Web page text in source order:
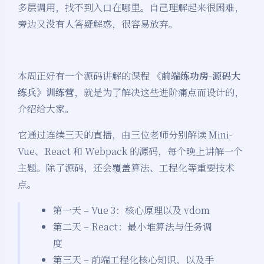
多层调用，找不到入口在哪里。自己理解起来很困难，
旁边又没有人答疑解惑，很容易放弃。
本周正好有一个源码讲解的课程 《前端练功房-源码大
练兵》训练营，就是为了解决这些进阶痛点而设计的，
介绍给大家。
它通过连续三天的直播，由三位老师分别解读 Mini-
Vue、React 和 Webpack 的源码，每个晚上讲解一个
主题。除了源码，还会覆盖算法、工程化等重要技术
点。
第一天 – Vue 3：核心原理以及 vdom
第二天 – React：最小堆算法与任务调
度
第三天 – 前端工程化核心知识，以及手